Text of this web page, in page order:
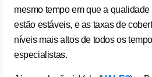
mesmo tempo em que a
estão estáveis, e as taxas de
níveis mais altos de todos os
especialistas.